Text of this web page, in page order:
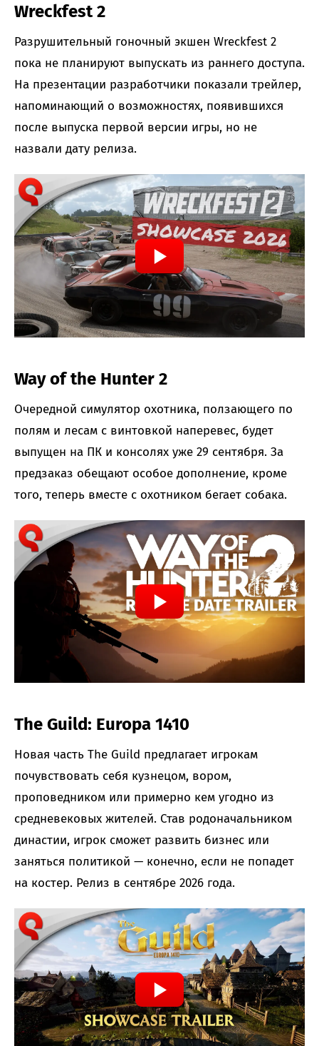
Wreckfest 2
Разрушительный гоночный экшен Wreckfest 2
пока не планируют выпускать из раннего доступа.
На презентации разработчики показали трейлер,
напоминающий о возможностях, появившихся
после выпуска первой версии игры, но не
назвали дату релиза.
Way of the Hunter 2
Очередной симулятор охотника, ползающего по
полям и лесам с винтовкой наперевес, будет
выпущен на ПК и консолях уже 29 сентября. За
предзаказ обещают особое дополнение, кроме
того, теперь вместе с охотником бегает собака.
The Guild: Europa 1410
Новая часть The Guild предлагает игрокам
почувствовать себя кузнецом, вором,
проповедником или примерно кем угодно из
средневековых жителей. Став родоначальником
династии, игрок сможет развить бизнес или
заняться политикой — конечно, если не попадет
на костер. Релиз в сентябре 2026 года.